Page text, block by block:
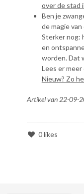
over de stad
Ben je
de magie
Sterker nog:
en
worden. Dat
Lees er meer
Nieuw? Zo
Artikel van 22-09-
0likes